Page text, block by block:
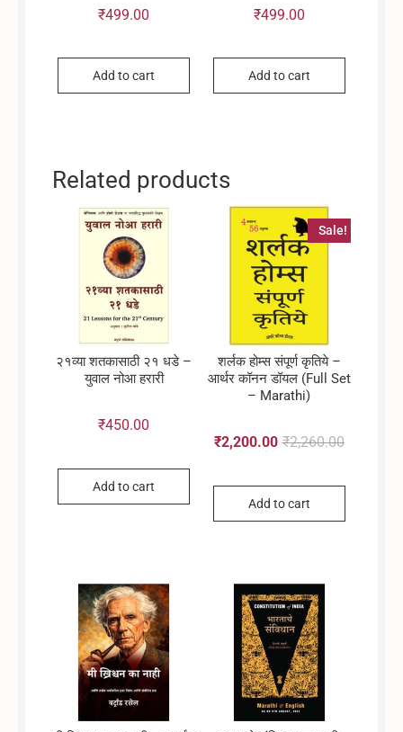
out of 5
₹499.00
Add to cart
out of 5
₹499.00
Add to cart
Related products
२१व्या शतकासाठी २१ धडे –
युवाल नोआ हरारी
₹450.00
Add to cart
Sale!
शर्लक होम्स संपूर्ण कृतिये –
आर्थर कॉनन डॉयल (Full Set
– Marathi)
₹2,260.00Original
₹2,200.00 Current
Add to cart